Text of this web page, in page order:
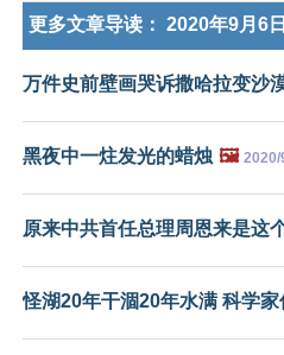
更多文章导读： 2020年9月6日
万件史前壁画哭诉撒哈拉变沙
黑夜中一炷发光的蜡烛 🖼️ 2020/
原来中共首任总理周恩来是这
怪湖20年干涸20年水满 科学家